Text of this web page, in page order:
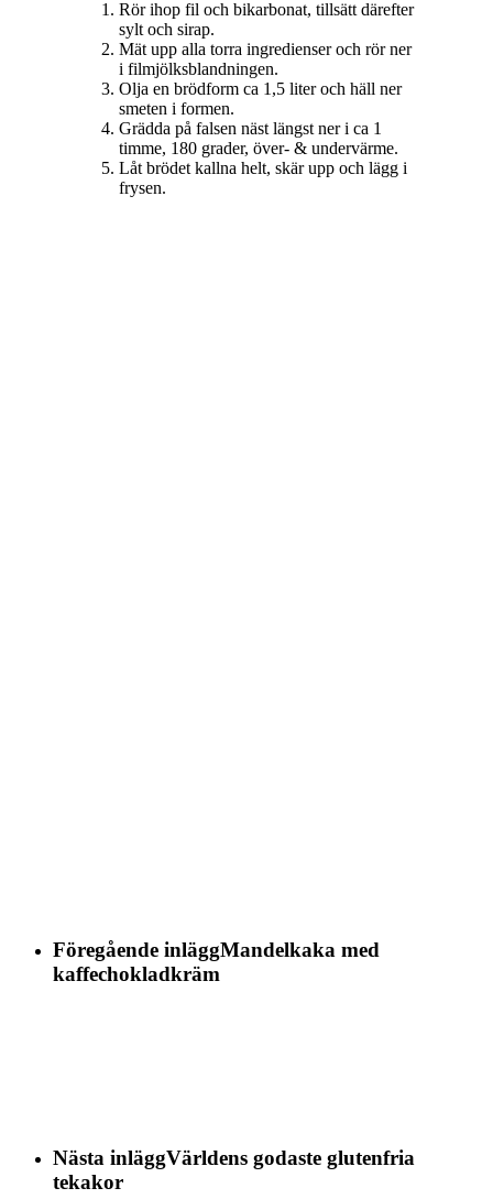
Rör ihop fil och bikarbonat, tillsätt därefter
sylt och sirap.
Mät upp alla torra ingredienser och rör ner
i filmjölksblandningen.
Olja en brödform ca 1,5 liter och häll ner
smeten i formen.
Grädda på falsen näst längst ner i ca 1
timme, 180 grader, över- & undervärme.
Låt brödet kallna helt, skär upp och lägg i
frysen.
Föregående inläggMandelkaka med
kaffechokladkräm
Nästa inläggVärldens godaste glutenfria
tekakor